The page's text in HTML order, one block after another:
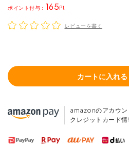
165
ポイント
レビューを書く
カートに入れる
amazonのアカウン
クレジットカード情